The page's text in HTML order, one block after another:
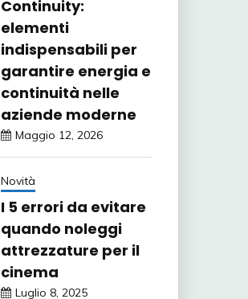
Continuity:
elementi
indispensabili per
garantire energia e
continuità nelle
aziende moderne
Maggio 12, 2026
Novità
I 5 errori da evitare
quando noleggi
attrezzature per il
cinema
Luglio 8, 2025